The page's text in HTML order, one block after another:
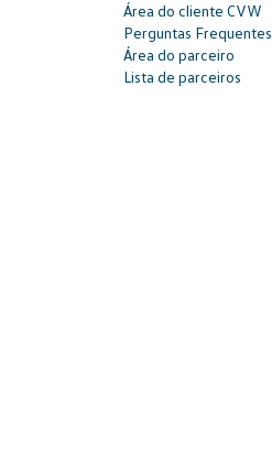
Área do cliente CVW
Perguntas Frequentes
Área do parceiro
Lista de parceiros